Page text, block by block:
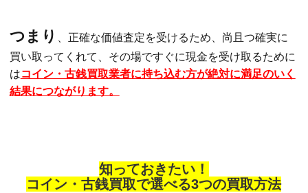
つまり
、正確な価値査定を受けるため、尚且つ確実に
買い取ってくれて、その場ですぐに現金を受け取るために
はコイン・古銭買取業者に持ち込む方が絶対に満足のいく
結果につながります。
知っておきたい！
コイン・古銭買取で選べる3つの買取方法